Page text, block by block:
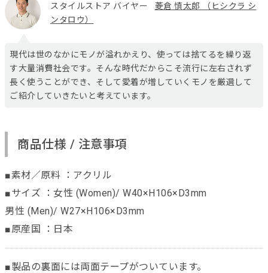
スタイルストア バイヤー
菱倉 慎太郎 （ヒシクラ シ
ンタロウ）
現代は世のなかにモノが溢れかえり、使っては捨てるを繰り返
す大量消費社会です。そんな時代だからこそ流行に左右されず
長く使うことができ、そして愛着が増していくモノを厳選して
ご紹介していきたいと考えています。
商品仕様 / 注意事項
■素材／原料 ：アクリル
■サイズ ：女性 (Women)/ W40×H106×D3mm
男性 (Men)/ W27×H106×D3mm
■原産国 ：日本
■製品の裏面には両面テープがついています。